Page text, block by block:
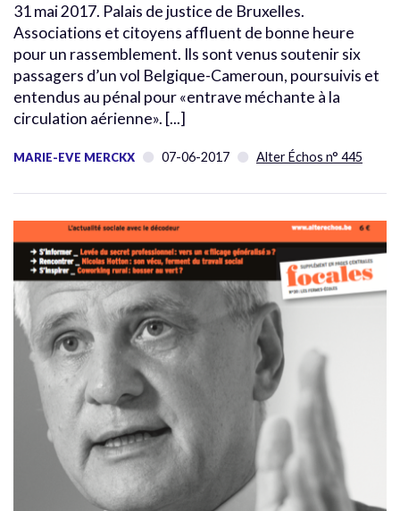
31 mai 2017. Palais de justice de Bruxelles.
Associations et citoyens affluent de bonne heure
pour un rassemblement. Ils sont venus soutenir six
passagers d’un vol Belgique-Cameroun, poursuivis et
entendus au pénal pour «entrave méchante à la
circulation aérienne». [...]
MARIE-EVE MERCKX 07-06-2017 Alter Échos n° 445